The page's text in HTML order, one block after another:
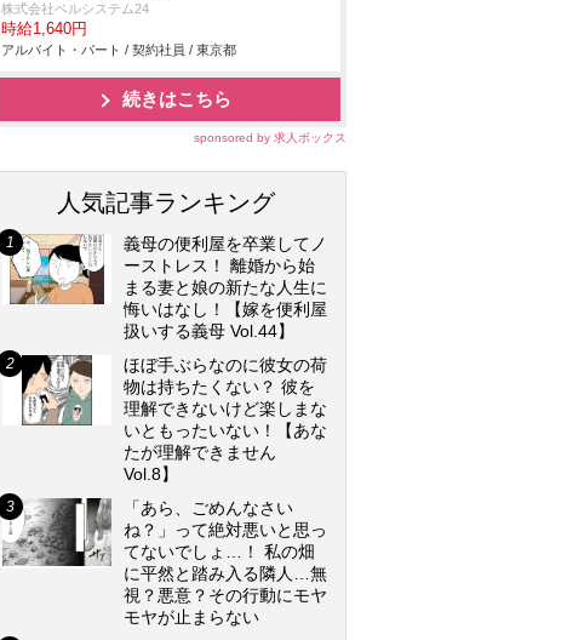
株式会社ベルシステム24
時給1,640円
アルバイト・パート / 契約社員 / 東京都
続きはこちら
sponsored by 求人ボックス
人気記事ランキング
義母の便利屋を卒業してノ
ーストレス！ 離婚から始
まる妻と娘の新たな人生に
悔いはなし！【嫁を便利屋
扱いする義母 Vol.44】
ほぼ手ぶらなのに彼女の荷
物は持ちたくない？ 彼を
理解できないけど楽しまな
いともったいない！【あな
たが理解できません
Vol.8】
「あら、ごめんなさい
ね？」って絶対悪いと思っ
てないでしょ…！ 私の畑
に平然と踏み入る隣人…無
視？悪意？その行動にモヤ
モヤが止まらない